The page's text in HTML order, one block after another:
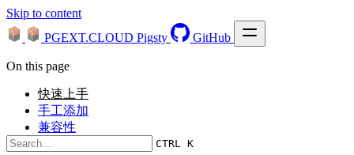
Skip to content
PGEXT.CLOUD Pigsty GitHub
CTRL K
On this page
快速上手
手工添加
兼容性
源代码